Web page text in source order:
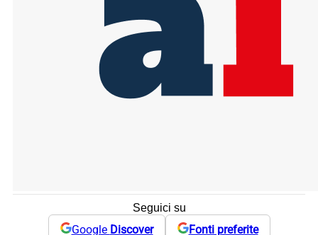
Seguici su
Google Discover Fonti preferite